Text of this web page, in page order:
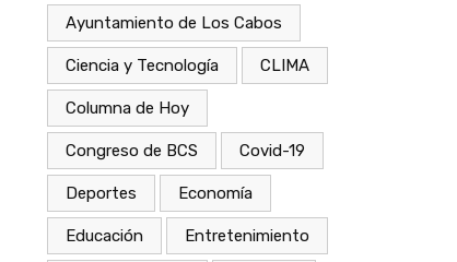
Ayuntamiento de Los Cabos
Ciencia y Tecnología CLIMA
Columna de Hoy
Congreso de BCS Covid-19
Deportes Economía
Educación Entretenimiento